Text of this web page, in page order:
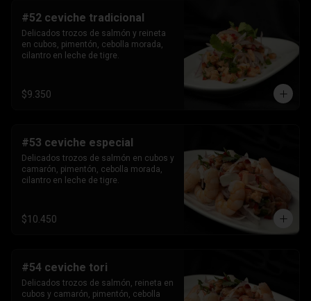
#52 ceviche tradicional
Delicados trozos de salmón y reineta
en cubos, pimentón, cebolla morada,
cilantro en leche de tigre.
$9.350
#53 ceviche especial
Delicados trozos de salmón en cubos y
camarón, pimentón, cebolla morada,
cilantro en leche de tigre.
$10.450
#54 ceviche tori
Delicados trozos de salmón, reineta en
cubos y camarón, pimentón, cebolla